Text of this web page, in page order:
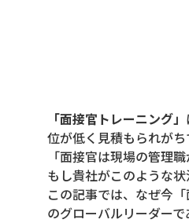
「面接官トレーニング」
位が低く見積もられがち
「面接官は現場の管理
もし貴社がこのような
この記事では、なぜ今
のグローバルリーダーで